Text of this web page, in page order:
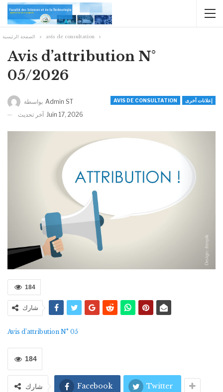
الصفحة الرئيسية avis de consultation
Avis d’attribution N°
05/2026
AVIS DE CONSULTATION إعلانات أخرى
Admin ST
Juin 17, 2026
184
شارك
Avis d’attribution N° 05
184
شارك Facebook Twitter